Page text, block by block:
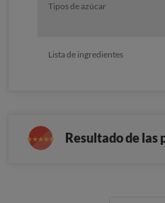
Tipos de azúcar
Lista de ingredientes
Resultado de las